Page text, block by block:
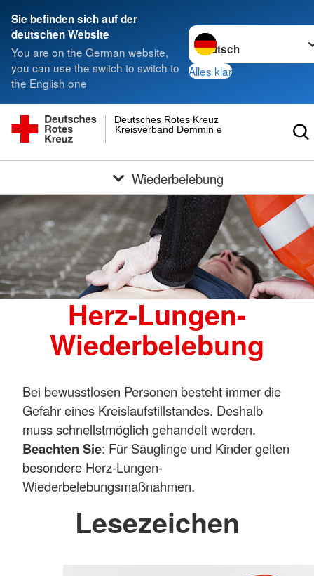
Sie befinden sich auf der
deutschen Website
You are on the German website,
you can use the switch to switch to
the English one
Sprache wechseln zu
Alles klar
Kreisverband Demmin e.V.
Deutsches Rotes Kreuz
Wiederbelebung
Herz-Lungen-
Wiederbelebung
Bei bewusstlosen Personen besteht immer die
Gefahr eines Kreislaufstillstandes. Deshalb
muss schnellstmöglich gehandelt werden.
Beachten Sie: Für Säuglinge und Kinder gelten
besondere Herz-Lungen-
Wiederbelebungsmaßnahmen.
Lesezeichen